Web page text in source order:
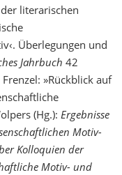
literarischen
Überlegungen und
Jahrbuch 42
»Rückblick auf
(Hg.): Ergebnisse
Motiv-
Kolloquien der
Motiv- und